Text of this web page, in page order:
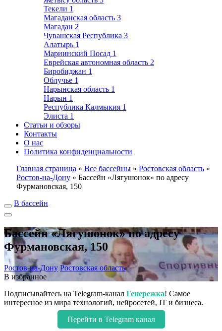
Текели 1
Магаданская область 3
Магадан 2
Чувашская Республика 3
Алатырь 1
Мариинский Посад 1
Еврейская автономная область 2
Биробиджан 1
Облучье 1
Нарынская область 1
Нарын 1
Республика Калмыкия 1
Элиста 1
Статьи и обзоры
Контакты
О нас
Политика конфиденциальности
Главная страница » Все бассейны » Ростовская область »
Ростов-на-Дону » Бассейн «Лягушонок» по адресу
Фурмановская, 150
В бассейн
Бассейн «Лягушонок» по адресу
Фурмановская, 150
Ростов-на-Дону Ростовская область
В избранное
Подписывайтесь на Telegram-канал Генережка! Самое
интересное из мира технологий, нейросетей, IT и бизнеса.
Перейти в Telegram канал